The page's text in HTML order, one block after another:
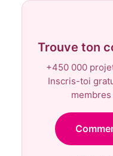
Trouve ton
+450 000
Inscris-toi